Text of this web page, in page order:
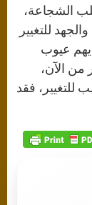
الشجاعة،
للتغيير
عيوب
من الآن،
للتغيير، فقد